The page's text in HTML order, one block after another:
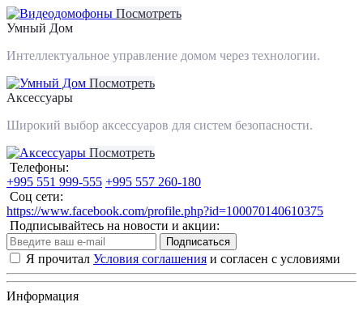
Посмотреть
Умный Дом
Интеллектуальное управление домом через технологии.
Посмотреть
Аксессуары
Широкий выбор аксессуаров для систем безопасности.
Посмотреть
Телефоны:
+995 551 999-555 +995 557 260-180
Соц сети:
https://www.facebook.com/profile.php?id=100070140610375
Подписывайтесь на новости и акции:
Подписаться
Я прочитал Условия соглашения и согласен с условиями
Информация